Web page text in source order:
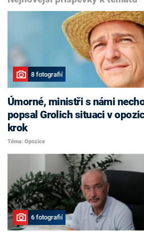
8 fotografií
Úmorné, ministři s námi
popsal Grolich situaci v
krok
Téma: Opozice
6 fotografií